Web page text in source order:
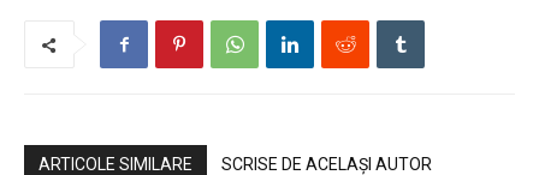
ARTICOLE SIMILARE SCRISE DE ACELAȘI AUTOR